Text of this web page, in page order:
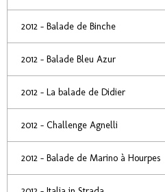
2012 - Balade de Binche
2012 - Balade Bleu Azur
2012 - La balade de Didier
2012 - Challenge Agnelli
2012 - Balade de Marino à Hourpes